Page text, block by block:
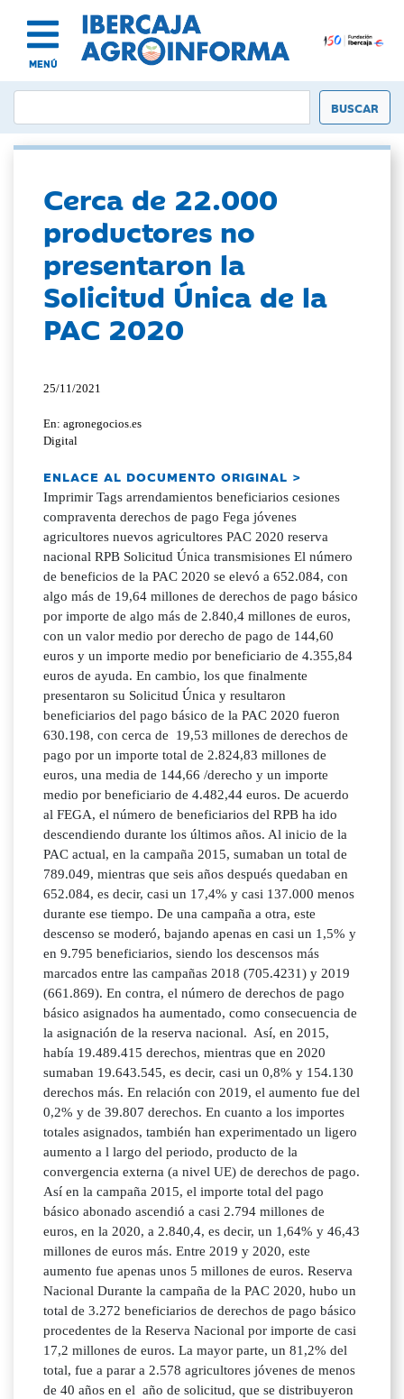
MENÚ
Cerca de 22.000
productores no
presentaron la
Solicitud Única de la
PAC 2020
25/11/2021
En: agronegocios.es
Digital
ENLACE AL DOCUMENTO ORIGINAL >
Imprimir Tags arrendamientos beneficiarios cesiones
compraventa derechos de pago Fega jóvenes
agricultores nuevos agricultores PAC 2020 reserva
nacional RPB Solicitud Única transmisiones El número
de beneficios de la PAC 2020 se elevó a 652.084, con
algo más de 19,64 millones de derechos de pago básico
por importe de algo más de 2.840,4 millones de euros,
con un valor medio por derecho de pago de 144,60
euros y un importe medio por beneficiario de 4.355,84
euros de ayuda. En cambio, los que finalmente
presentaron su Solicitud Única y resultaron
beneficiarios del pago básico de la PAC 2020 fueron
630.198, con cerca de 19,53 millones de derechos de
pago por un importe total de 2.824,83 millones de
euros, una media de 144,66 /derecho y un importe
medio por beneficiario de 4.482,44 euros. De acuerdo
al FEGA, el número de beneficiarios del RPB ha ido
descendiendo durante los últimos años. Al inicio de la
PAC actual, en la campaña 2015, sumaban un total de
789.049, mientras que seis años después quedaban en
652.084, es decir, casi un 17,4% y casi 137.000 menos
durante ese tiempo. De una campaña a otra, este
descenso se moderó, bajando apenas en casi un 1,5% y
en 9.795 beneficiarios, siendo los descensos más
marcados entre las campañas 2018 (705.4231) y 2019
(661.869). En contra, el número de derechos de pago
básico asignados ha aumentado, como consecuencia de
la asignación de la reserva nacional. Así, en 2015,
había 19.489.415 derechos, mientras que en 2020
sumaban 19.643.545, es decir, casi un 0,8% y 154.130
derechos más. En relación con 2019, el aumento fue del
0,2% y de 39.807 derechos. En cuanto a los importes
totales asignados, también han experimentado un ligero
aumento a l largo del periodo, producto de la
convergencia externa (a nivel UE) de derechos de pago.
Así en la campaña 2015, el importe total del pago
básico abonado ascendió a casi 2.794 millones de
euros, en la 2020, a 2.840,4, es decir, un 1,64% y 46,43
millones de euros más. Entre 2019 y 2020, este
aumento fue apenas unos 5 millones de euros. Reserva
Nacional Durante la campaña de la PAC 2020, hubo un
total de 3.272 beneficiarios de derechos de pago básico
procedentes de la Reserva Nacional por importe de casi
17,2 millones de euros. La mayor parte, un 81,2% del
total, fue a parar a 2.578 agricultores jóvenes de menos
de 40 años en el año de solicitud, que se distribuyeron